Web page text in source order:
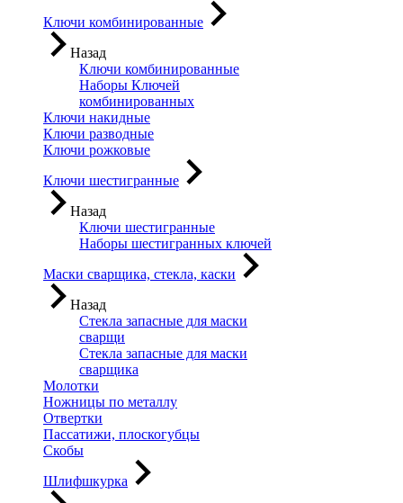
Ключи комбинированные
Назад
Ключи комбинированные
Наборы Ключей
комбинированных
Ключи накидные
Ключи разводные
Ключи рожковые
Ключи шестигранные
Назад
Ключи шестигранные
Наборы шестигранных ключей
Маски сварщика, стекла, каски
Назад
Стекла запасные для маски
сварщи
Стекла запасные для маски
сварщика
Молотки
Ножницы по металлу
Отвертки
Пассатижи, плоскогубцы
Скобы
Шлифшкурка